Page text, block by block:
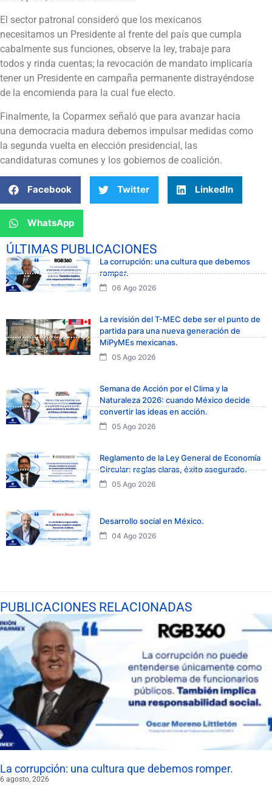
El sector patronal consideró que los mexicanos
necesitamos un Presidente al frente del país que cumpla
cabalmente sus funciones, observe la ley, trabaje para
todos y rinda cuentas; la revocación de mandato implicaría
tener un Presidente en campaña permanente distrayéndose
de la encomienda para la cual fue electo.
Finalmente, la Coparmex señaló que para avanzar hacia
una democracia madura debemos impulsar medidas como
la segunda vuelta en elección presidencial, las
candidaturas comunes y los gobiernos de coalición.
Facebook Twitter LinkedIn
WhatsApp
ÚLTIMAS PUBLICACIONES
La corrupción: una cultura que debemos
romper.
06 Ago 2026
La revisión del T-MEC debe ser el punto de
partida para una nueva generación de
MiPyMEs mexicanas.
05 Ago 2026
Semana de Acción por el Clima y la
Naturaleza 2026: cuando México decide
convertir las ideas en acción.
05 Ago 2026
Reglamento de la Ley General de Economía
Circular: reglas claras, éxito asegurado.
05 Ago 2026
Desarrollo social en México.
04 Ago 2026
PUBLICACIONES RELACIONADAS
La corrupción: una cultura que debemos romper.
6 agosto, 2026